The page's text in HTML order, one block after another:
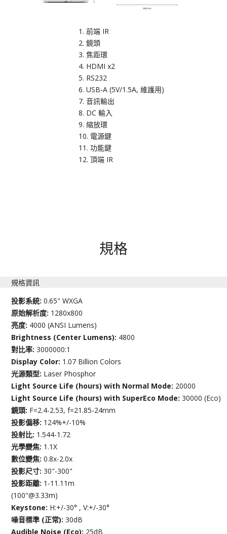
前端 IR
鏡頭
焦距環
HDMI x2
RS232
USB-A (5V/1.5A, 維護用)
音訊輸出
DC 輸入
縮放環
電源鍵
功能鍵
頂端 IR
規格
規格資訊
投影系統:0.65" WXGA
原始解析度: 1280x800
亮度: 4000 (ANSI Lumens)
Brightness (Center Lumens): 4800
對比率:3000000:1
Display Color: 1.07 Billion Colors
光源類型: Laser Phosphor
Light Source Life (hours) with Normal Mode: 20000
Light Source Life (hours) with SuperEco Mode:30000 (Eco)
鏡頭: F=2.4-2.53, f=21.85-24mm
投影偏移: 124%+/-10%
投射比: 1.544-1.72
光學變焦: 1.1X
數位變焦:0.8x-2.0x
投影尺寸:30"-300"
投影距離: 1-11.11m
(100"@3.33m)
Keystone: H:+/-30° , V:+/-30°
噪音標準 (正常):30dB
Audible Noise (Eco): 25dB